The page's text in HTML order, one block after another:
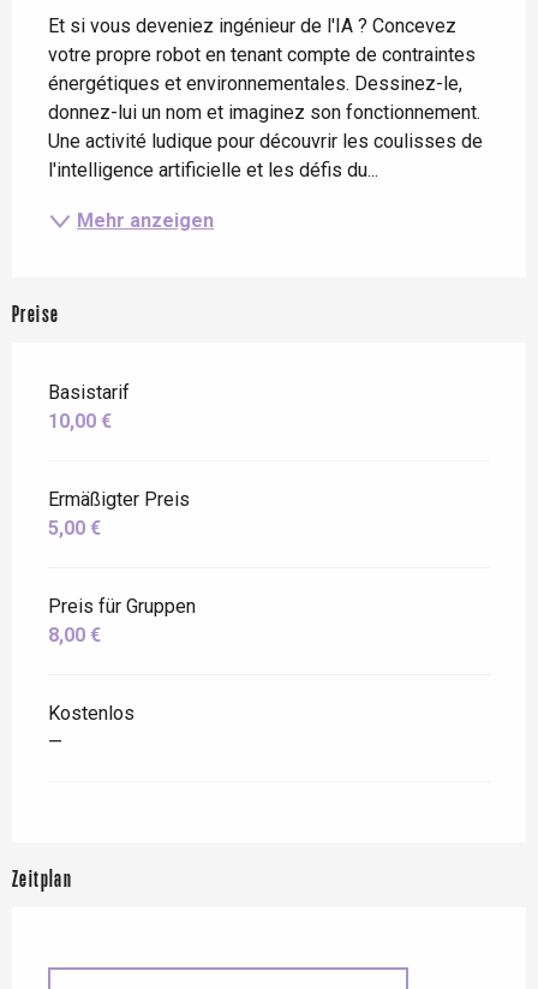
Et si vous deveniez ingénieur de l'IA ? Concevez
votre propre robot en tenant compte de contraintes
énergétiques et environnementales. Dessinez-le,
donnez-lui un nom et imaginez son fonctionnement.
Une activité ludique pour découvrir les coulisses de
l'intelligence artificielle et les défis du...
Mehr anzeigen
Preise
Basistarif
10,00 €
Ermäßigter Preis
5,00 €
Preis für Gruppen
8,00 €
Kostenlos
—
Zeitplan